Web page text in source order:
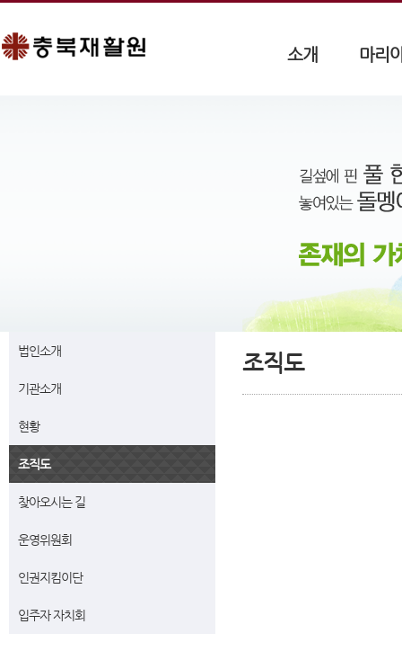
소개 마리
법인소개
기관소개
현황
조직도
찾아오시는 길
운영위원회
인권지킴이단
입주자 자치회
조직도